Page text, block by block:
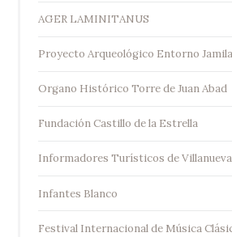
AGER LAMINITANUS
Proyecto Arqueológico Entorno Jamila
Organo Histórico Torre de Juan Abad
Fundación Castillo de la Estrella
Informadores Turísticos de
Infantes Blanco
Festival Internacional de Música